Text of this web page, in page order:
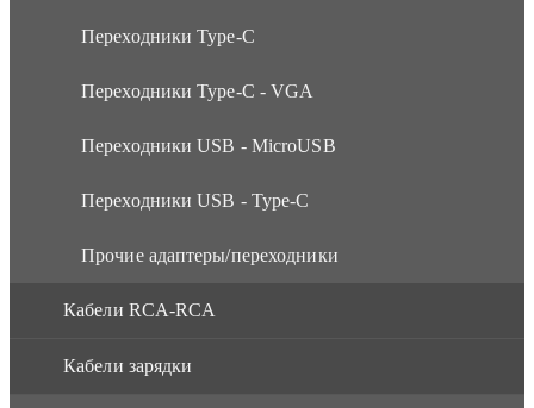
Переходники Type-C
Переходники Type-C - VGA
Переходники USB - MicroUSB
Переходники USB - Type-C
Прочие адаптеры/переходники
Кабели RCA-RCA
Кабели зарядки